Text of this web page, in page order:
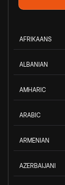
AFRIKAANS
ALBANIAN
AMHARIC
ARABIC
ARMENIAN
AZERBAIJANI